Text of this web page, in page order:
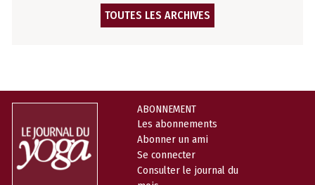
TOUTES LES ARCHIVES
ABONNEMENT
Les abonnements
Abonner un ami
Se connecter
Consulter le journal du